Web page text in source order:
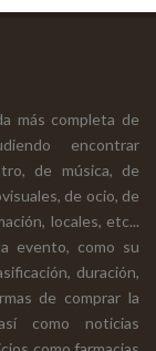
más completa de
encontrar
de música, de
de ocio, de
locales, etc...
evento, como su
duración,
de comprar la
como noticias